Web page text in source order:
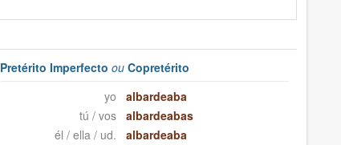
Pretérito Imperfectoou Copretérito
yo
albardeaba
tú / vos
albardeabas
él / ella / ud.
albardeaba